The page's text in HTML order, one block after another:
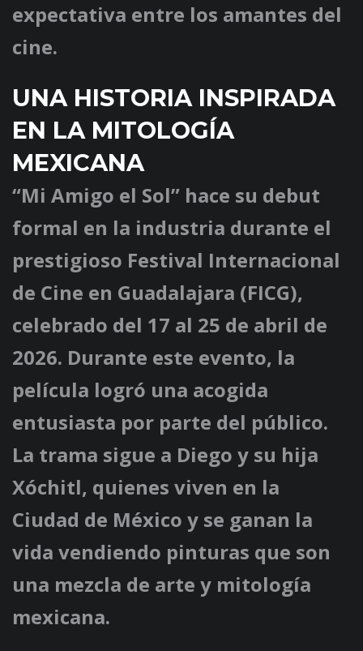
expectativa entre los amantes del
cine.
UNA HISTORIA INSPIRADA
EN LA MITOLOGÍA
MEXICANA
“Mi Amigo el Sol” hace su debut
formal en la industria durante el
prestigioso Festival Internacional
de Cine en Guadalajara (FICG),
celebrado del 17 al 25 de abril de
2026. Durante este evento, la
película logró una acogida
entusiasta por parte del público.
La trama sigue a Diego y su hija
Xóchitl, quienes viven en la
Ciudad de México y se ganan la
vida vendiendo pinturas que son
una mezcla de arte y mitología
mexicana.